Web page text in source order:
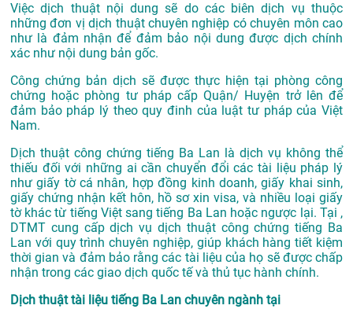
Việc dịch thuật nội dung sẽ do các biên dịch vụ thuộc
những đơn vị dịch thuật chuyên nghiệp có chuyên môn cao
như là đảm nhận để đảm bảo nội dung được dịch chính
xác như nội dung bản gốc.
Công chứng bản dịch sẽ được thực hiện tại phòng công
chứng hoặc phòng tư pháp cấp Quận/ Huyện trở lên để
đảm bảo pháp lý theo quy đinh của luật tư pháp của Việt
Nam.
Dịch thuật công chứng tiếng Ba Lan là dịch vụ không thể
thiếu đối với những ai cần chuyển đổi các tài liệu pháp lý
như giấy tờ cá nhân, hợp đồng kinh doanh, giấy khai sinh,
giấy chứng nhận kết hôn, hồ sơ xin visa, và nhiều loại giấy
tờ khác từ tiếng Việt sang tiếng Ba Lan hoặc ngược lại. Tại ,
DTMT cung cấp dịch vụ dịch thuật công chứng tiếng Ba
Lan với quy trình chuyên nghiệp, giúp khách hàng tiết kiệm
thời gian và đảm bảo rằng các tài liệu của họ sẽ được chấp
nhận trong các giao dịch quốc tế và thủ tục hành chính.
Dịch thuật tài liệu tiếng Ba Lan chuyên ngành tại